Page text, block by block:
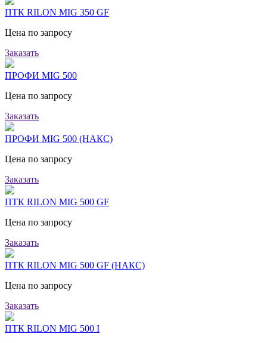
ПТК RILON MIG 350 GF
Цена по запросу
Заказать
ПРОФИ MIG 500
Цена по запросу
Заказать
ПРОФИ MIG 500 (НАКС)
Цена по запросу
Заказать
ПТК RILON MIG 500 GF
Цена по запросу
Заказать
ПТК RILON MIG 500 GF (НАКС)
Цена по запросу
Заказать
ПТК RILON MIG 500 I